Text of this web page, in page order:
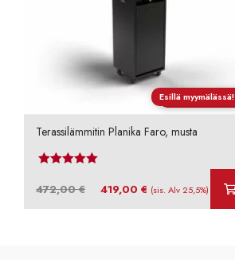
Ilmainen toimitus
Esillä myymälässä!
Terassilämmitin Planika Faro, musta
472,00€
Alkuperäinen
419,00€ Nykyinen
(sis. Alv 25,5%)